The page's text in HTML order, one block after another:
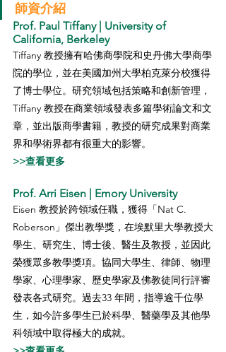
師資介紹
Prof. Paul Tiffany | University of
California, Berkeley
Tiffany 教授擁有哈佛商學院和史丹佛大學商學
院的學位，並在美國加州大學柏克萊分校獲得
了博士學位。研究領域包括策略和創新管理，
Tiffany 教授在商業領域發表多篇學術論文和文
章，並出版商學書籍，教授的研究成果對商業
界和學術界都有很重大的影響。
>>查看更多
Prof. Arri Eisen | Emory University
Eisen 教授於跨領域任職，獲得「Nat C.
Roberson」傑出教學獎，在埃默里大學教授大
學生、研究生、博士後、醫生及教授，並因此
榮獲眾多教學獎項。協同大學生、律師、物理
學家、心理學家、歷史學家及佛教徒同行評審
發表各式研究。過去33 年間，指導逾千位學
生，如今許多學生已於科學、醫藥學及其他學
科領域中取得極大的成就。